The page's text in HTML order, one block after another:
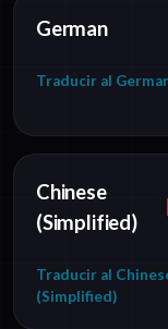
German
Traducir al
Chinese
(Simplified)
Traducir al
(Simplified)